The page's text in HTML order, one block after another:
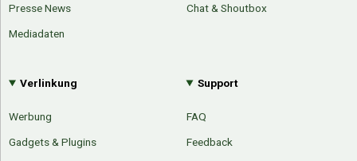
Presse News
Mediadaten
Chat & Shoutbox
Verlinkung
Werbung
Gadgets & Plugins
Support
FAQ
Feedback